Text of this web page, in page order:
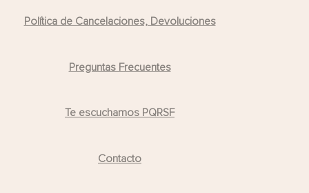
Política de Cancelaciones, Devoluciones
Preguntas Frecuentes
Te escuchamos PQRSF
Contacto